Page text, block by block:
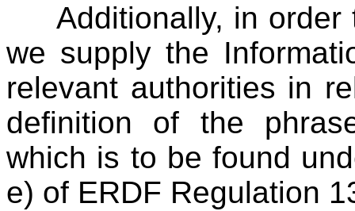
Additionally, in order
we supply the
relevant authorities in
definition of the
which is to be found
e) of ERDF Regulation